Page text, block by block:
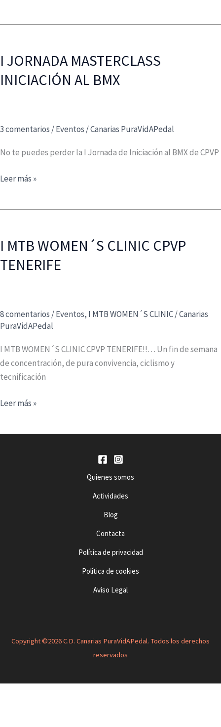
SER
I JORNADA MASTERCLASS
INICIACIÓN AL BMX
3 comentarios /Eventos /Canarias PuraVidAPedal
No te puedes perder la I Jornada de Iniciación al BMX de CPVP
I
BMX
Leer más »
I MTB WOMEN´S CLINIC CPVP
TENERIFE
8 comentarios /Eventos, I MTB WOMEN´S CLINIC/Canarias
PuraVidAPedal
I MTB WOMEN´S CLINIC CPVP TENERIFE!!… Un fin de semana
de concentración, de pura convivencia, ciclismo y
tecnificación
ILeer más »
Quienes somos
Actividades
Blog
Contacta
Política de privacidad
Política de cookies
Aviso Legal
Copyright ©2026 C.D. Canarias PuraVidAPedal. Todos los derechos
reservados